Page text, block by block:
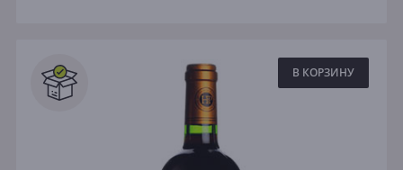
В КОРЗИНУ